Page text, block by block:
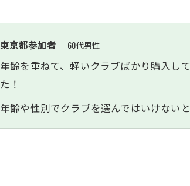
東京都参加者 60代男性
年齢を重ねて、軽いクラブばかり購入し
た！
年齢や性別でクラブを選んではいけない